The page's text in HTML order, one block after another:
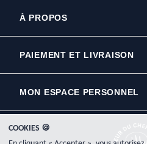
À PROPOS
PAIEMENT ET LIVRAISON
MON ESPACE PERSONNEL
COOKIES 🍪